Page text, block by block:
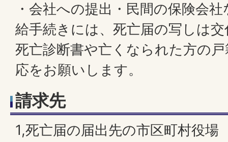
・会社への提出・民間の保険会
給手続きには、死亡届の写しは
死亡診断書や亡くなられた方の
応をお願いします。
請求先
1,死亡届の届出先の市区町村役場